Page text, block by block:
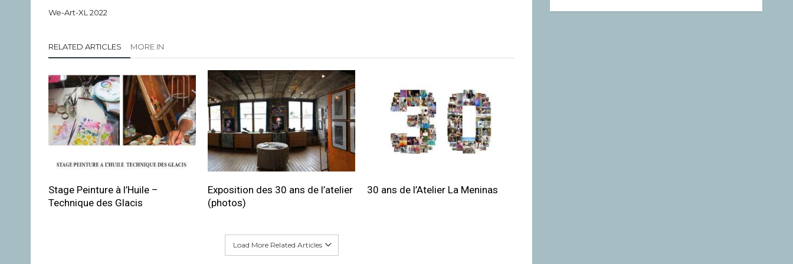
We-Art-XL 2022
RELATED ARTICLES MORE IN
Stage Peinture à l’Huile –
Technique des Glacis
Exposition des 30 ans de l’atelier
(photos)
30 ans de l’Atelier La Meninas
Load More Related Articles